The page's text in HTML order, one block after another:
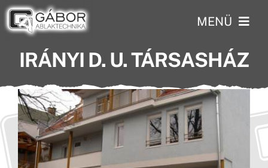
Skip
to
MENÜ
Kezdőlap
Profilok
Szolgáltatások
Rólunk
IRÁNYI D. U. TÁRSASHÁZ